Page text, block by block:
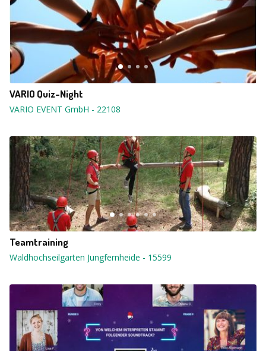
VARIO Quiz-Night
VARIO EVENT GmbH - 22108
Teamtraining
Waldhochseilgarten Jungfernheide - 15599